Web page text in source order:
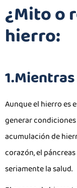
¿Mito o
hierro:
Aunque el hierro es
generar
acumulación de
corazón, el
seriamente la salud.